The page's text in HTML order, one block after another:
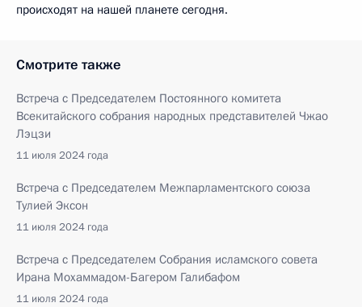
происходят на нашей планете сегодня.
Смотрите также
Встреча с Председателем Постоянного комитета
Всекитайского собрания народных представителей Чжао
Лэцзи
11 июля 2024 года
Встреча с Председателем Межпарламентского союза
Тулией Эксон
11 июля 2024 года
Встреча с Председателем Собрания исламского совета
Ирана Мохаммадом-Багером Галибафом
11 июля 2024 года